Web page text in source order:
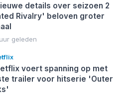
details over seizoen 2
Rivalry' beloven groter
geleden
voert spanning op met
trailer voor hitserie 'Outer